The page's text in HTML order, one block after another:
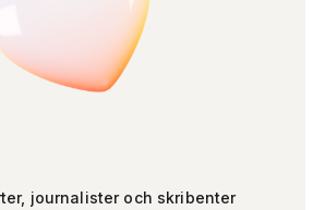
journalister och skribenter